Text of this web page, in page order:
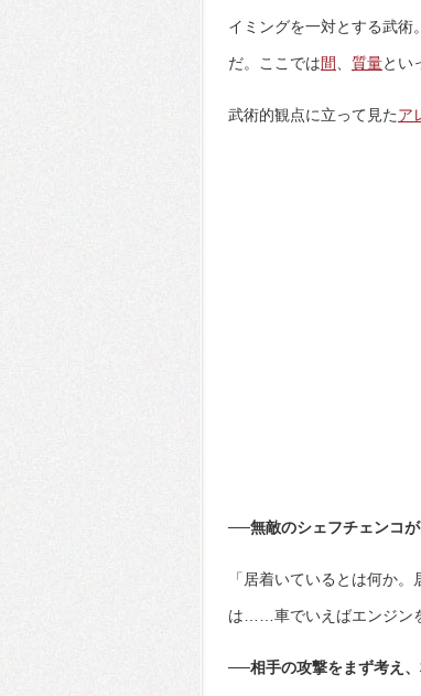
イミングを一対とする武術
だ。ここでは間 質量とい
武術的観点に立って見たア
──無敵のシェフチェンコが
「居着いているとは何か
は……車でいえばエンジン
──相手の攻撃をまず考え